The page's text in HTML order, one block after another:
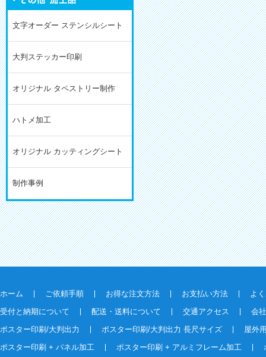
文字オーダー ステンシルシート
大判ステッカー印刷
オリジナル タペストリー制作
ハトメ加工
オリジナル カッティングシート
制作事例
ホーム ご依頼手順 お得な注文方法 お支払い方法
よ
受付と納期について
配送・送料について 交通アクセス
会
ポスター印刷/大判出力
ポスター印刷/大判出力 長尺サイズ
屋外
ポスター印刷 + パネル加工
ポスター印刷 + アルミフレーム加工